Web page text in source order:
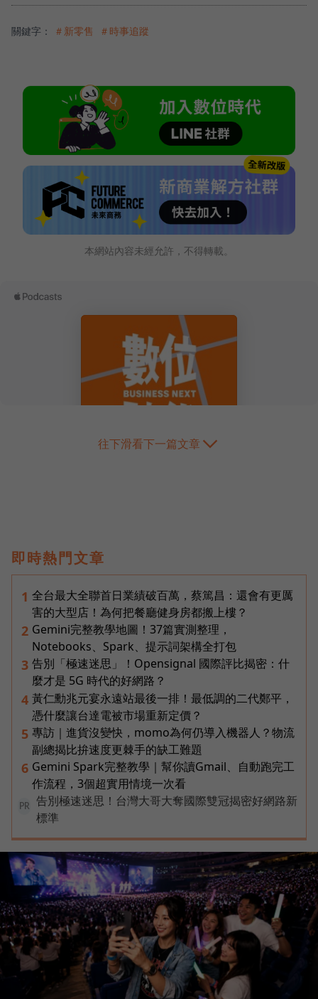
關鍵字： ＃新零售 ＃時事追蹤
本網站內容未經允許，不得轉載。
往下滑看下一篇文章
即時熱門文章
1 全台最大全聯首日業績破百萬，蔡篤昌：還會有更厲
害的大型店！為何把餐廳健身房都搬上樓？
2 Gemini完整教學地圖！37篇實測整理，
Notebooks、Spark、提示詞架構全打包
3 告別「極速迷思」！Opensignal 國際評比揭密：什
麼才是 5G 時代的好網路？
4 黃仁勳兆元宴永遠站最後一排！最低調的二代鄭平，
憑什麼讓台達電被市場重新定價？
5 專訪｜進貨沒變快，momo為何仍導入機器人？物流
副總揭比拚速度更棘手的缺工難題
6 Gemini Spark完整教學｜幫你讀Gmail、自動跑完工
作流程，3個超實用情境一次看
PR
告別極速迷思！台灣大哥大奪國際雙冠揭密好網路新
標準